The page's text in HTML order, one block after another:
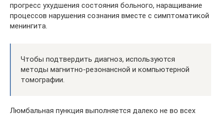
прогресс ухудшения состояния больного, наращивание
процессов нарушения сознания вместе с симптоматикой
менингита.
Чтобы подтвердить диагноз, используются
методы магнитно-резонансной и компьютерной
томографии.
Люмбальная пункция выполняется далеко не во всех